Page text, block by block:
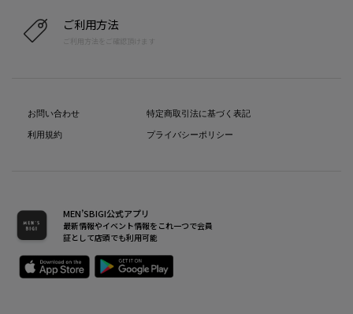
ご利用方法
ご利用方法をご確認頂けます
お問い合わせ
利用規約
特定商取引法に基づく表記
プライバシーポリシー
MEN’SBIGI公式アプリ
最新情報やイベント情報をこれ一つで会員
証として店頭でも利用可能